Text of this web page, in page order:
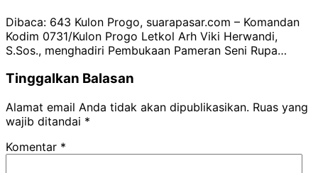
Dibaca: 643 Kulon Progo, suarapasar.com – Komandan
Kodim 0731/Kulon Progo Letkol Arh Viki Herwandi,
S.Sos., menghadiri Pembukaan Pameran Seni Rupa…
Tinggalkan Balasan
Alamat email Anda tidak akan dipublikasikan. Ruas yang
wajib ditandai *
Komentar *